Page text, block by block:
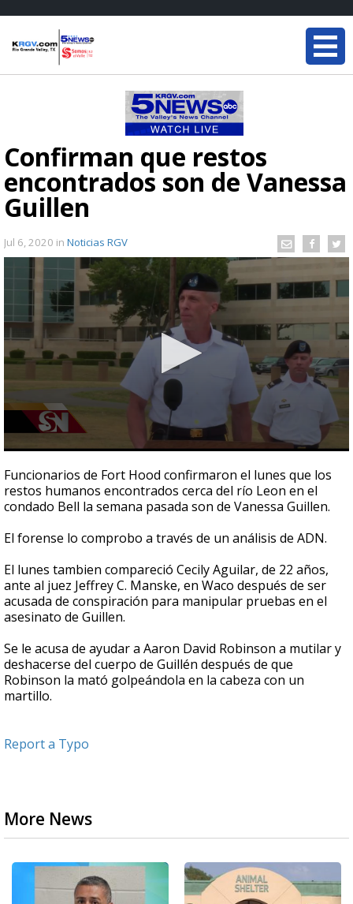
Confirman que restos
encontrados son de Vanessa
Guillen
Jul 6, 2020 in Noticias RGV
seconds
of
42
seconds
Funcionarios de Fort Hood confirmaron el lunes que los
restos humanos encontrados cerca del río Leon en el
condado Bell la semana pasada son de Vanessa Guillen.
El forense lo comprobo a través de un análisis de ADN.
El lunes tambien compareció Cecily Aguilar, de 22 años,
ante al juez Jeffrey C. Manske, en Waco después de ser
acusada de conspiración para manipular pruebas en el
asesinato de Guillen.
Se le acusa de ayudar a Aaron David Robinson a mutilar y
deshacerse del cuerpo de Guillén después de que
Robinson la mató golpeándola en la cabeza con un
martillo.
Report a Typo
More News